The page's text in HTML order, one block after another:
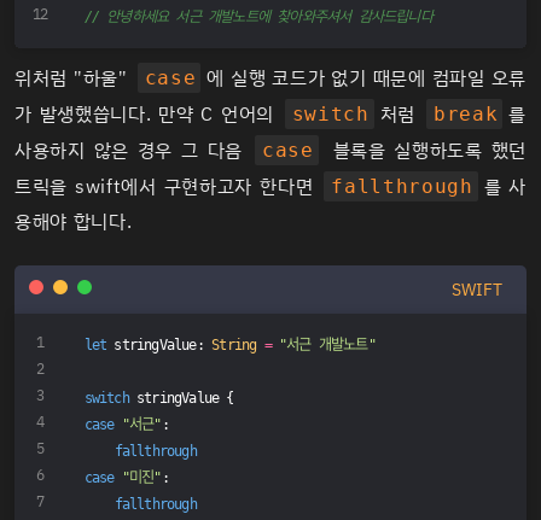
// 안녕하세요 서근 개발노트에 찾아와주셔서 감사드립니다
위처럼 "하울" case 에 실행 코드가 없기 때문에 컴파일 오류
가 발생했씁니다. 만약 C 언어의
switch 처럼 break 를
사용하지 않은 경우 그 다음
case
블록을 실행하도록 했던
트릭을 swift에서 구현하고자 한다면
fallthrough 를 사
용해야 합니다.
SWIFT
let stringValue: String = "서근 개발노트"
switch stringValue {
case
"서근" :
fallthrough
case
"미진" :
fallthrough